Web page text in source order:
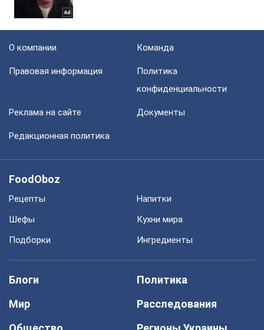
О компании Команда
Правовая информация
Политика
конфиденциальности
Реклама на сайте Документы
Редакционная политика
FoodOboz
Рецепты
Напитки
Шефы
Кухни мира
Подборки
Ингредиенты
Блоги
Политика
Мир
Расследования